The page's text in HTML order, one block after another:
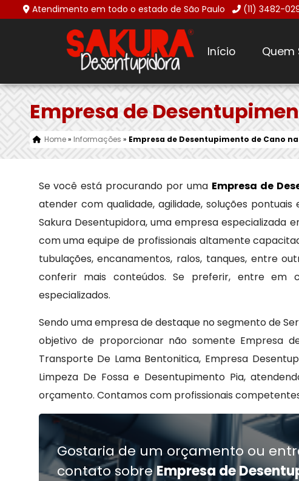
Atendimento em todo o estado de São Paulo (11) 3482-
Início Quem
Empresa de
Home» Informações » Empresa de Desentupimento de Cano
Se você está procurando por uma Empresa de
atender com qualidade, agilidade, soluções
Sakura Desentupidora, uma empresa especializada
com uma equipe de profissionais altamente
tubulações, encanamentos, ralos, tanques, entre
conferir mais conteúdos. Se preferir, entre
especializados.
Sendo uma empresa de destaque no segmento de
objetivo de proporcionar não somente Empresa
Transporte De Lama Bentonitica, Empresa
Limpeza De Fossa e Desentupimento Pia,
orçamento. Contamos com profissionais
Gostaria de um orçamento ou
contato sobreEmpresa de